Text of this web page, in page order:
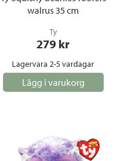
walrus 35 cm
Ty
279 kr
Lagervara 2-5 vardagar
Lägg i varukorg